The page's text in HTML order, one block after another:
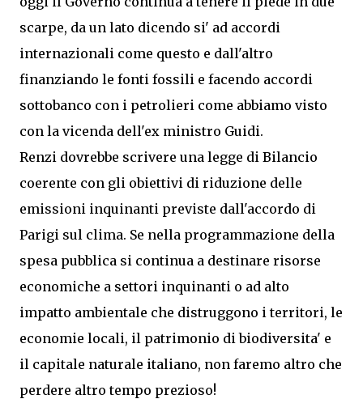
scarpe, da un lato dicendo si' ad accordi
internazionali come questo e dall'altro
finanziando le fonti fossili e facendo accordi
sottobanco con i petrolieri come abbiamo visto
con la vicenda dell'ex ministro Guidi.
Renzi dovrebbe scrivere una legge di Bilancio
coerente con gli obiettivi di riduzione delle
emissioni inquinanti previste dall'accordo di
Parigi sul clima. Se nella programmazione della
spesa pubblica si continua a destinare risorse
economiche a settori inquinanti o ad alto
impatto ambientale che distruggono i territori, le
economie locali, il patrimonio di biodiversita' e
il capitale naturale italiano, non faremo altro che
perdere altro tempo prezioso!